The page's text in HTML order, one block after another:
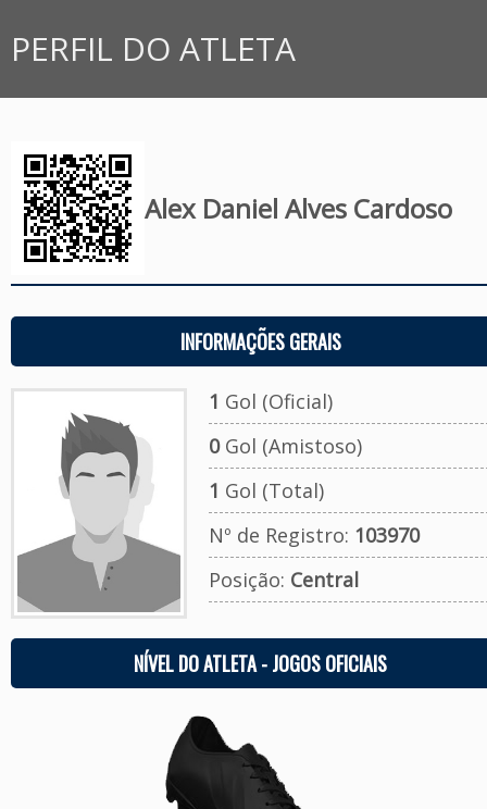
PERFIL DO ATLETA
Alex Daniel Alves Cardoso
INFORMAÇÕES GERAIS
1 Gol (Oficial)
0Gol (Amistoso)
1 Gol (Total)
Nº de Registro: 103970
Posição: Central
NÍVEL DO ATLETA - JOGOS OFICIAIS